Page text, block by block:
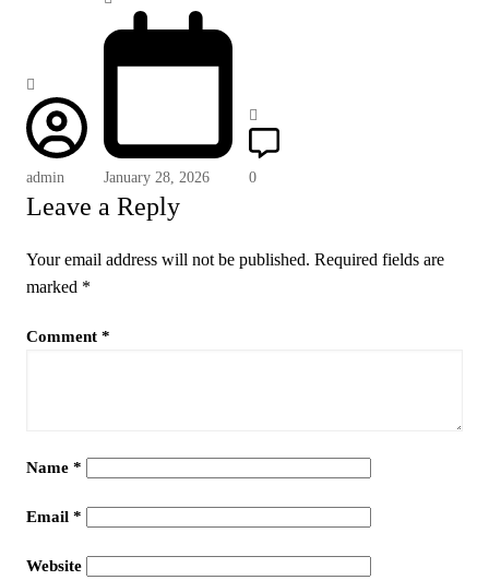
admin January 28, 2026 0
Leave a Reply
Your email address will not be published. Required fields are
marked *
Comment *
Name *
Email *
Website